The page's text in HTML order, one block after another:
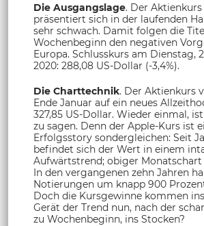
Die Ausgangslage. Der
präsentiert sich in der laufenden
sehr schwach. Damit folgen die
Wochenbeginn den negativen
Europa. Schlusskurs am Dienstag,
2020: 288,08 US-Dollar (-3,4%).
Die Charttechnik. Der Aktienkurs
Ende Januar auf ein neues
327,85 US-Dollar. Wieder einmal,
zu sagen. Denn der Apple-Kurs ist
Erfolgsstory sondergleichen: Seit
befindet sich der Wert in einem
Aufwärtstrend; obiger Monatschart
In den vergangenen zehn Jahren
Notierungen um knapp 900
Doch die Kursgewinne kommen
Gerät der Trend nun, nach der
zu Wochenbeginn, ins Stocken?